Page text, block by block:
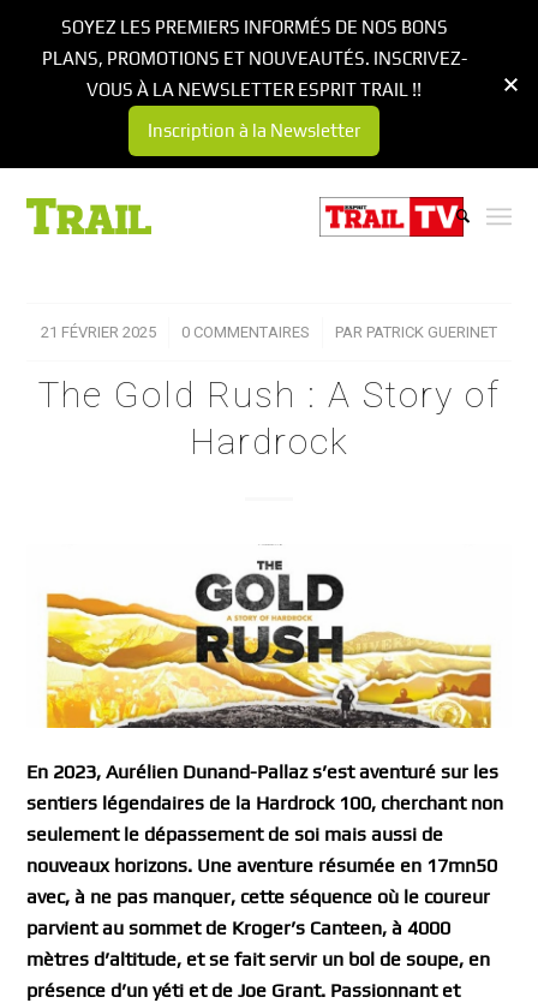
21 FÉVRIER 2025
/ 0 COMMENTAIRES
/ PAR PATRICK GUERINET
The Gold Rush : A Story of
Hardrock
En 2023, Aurélien Dunand-Pallaz s’est aventuré sur les
sentiers légendaires de la Hardrock 100, cherchant non
seulement le dépassement de soi mais aussi de
nouveaux horizons. Une aventure résumée en 17mn50
avec, à ne pas manquer, cette séquence où le coureur
parvient au sommet de Kroger’s Canteen, à 4000
mètres d’altitude, et se fait servir un bol de soupe, en
présence d’un yéti et de Joe Grant. Passionnant et
SOYEZ LES PREMIERS INFORMÉS DE NOS BONS
PLANS, PROMOTIONS ET NOUVEAUTÉS. INSCRIVEZ-
VOUS À LA NEWSLETTER ESPRIT TRAIL !!
Inscription à la Newsletter